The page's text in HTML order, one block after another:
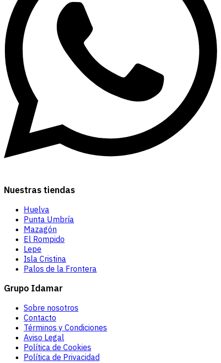
Nuestras tiendas
Huelva
Punta Umbría
Mazagón
El Rompido
Lepe
Isla Cristina
Palos de la Frontera
Grupo Idamar
Sobre nosotros
Contacto
Términos y Condiciones
Aviso Legal
Política de Cookies
Política de Privacidad